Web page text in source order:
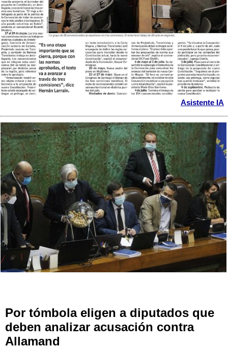
Asistente IA
Por tómbola eligen a diputados que
deben analizar acusación contra
Allamand